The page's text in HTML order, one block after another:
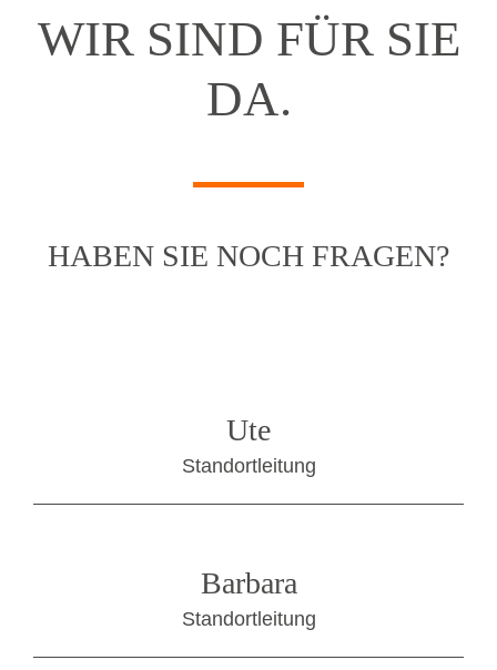
WIR SIND FÜR SIE
DA.
HABEN SIE NOCH FRAGEN?
Ute
Standortleitung
Barbara
Standortleitung